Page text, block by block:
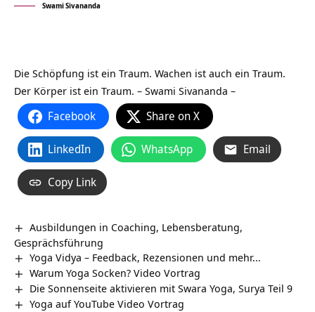
Swami Sivananda
Die Schöpfung ist ein Traum. Wachen ist auch ein Traum.
Der Körper ist ein Traum. – Swami Sivananda –
Facebook Share on X
LinkedIn WhatsApp Email
Copy Link
Ausbildungen in Coaching, Lebensberatung,
Gesprächsführung
Yoga Vidya – Feedback, Rezensionen und mehr…
Warum Yoga Socken? Video Vortrag
Die Sonnenseite aktivieren mit Swara Yoga, Surya Teil 9
Yoga auf YouTube Video Vortrag